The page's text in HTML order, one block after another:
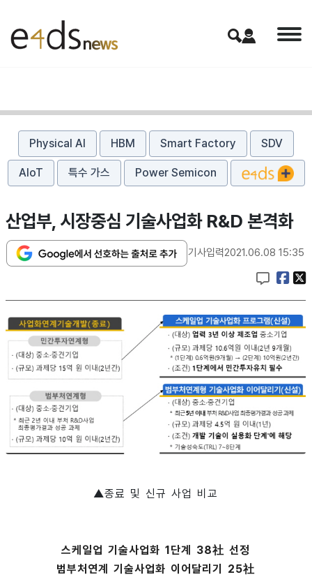
Physical AI HBM Smart Factory SDV
AIoT 특수 가스 Power Semicon
산업부, 시장중심 기술사업화 R&D 본격화
기사입력2021.06.08 15:35
▲종료 및 신규 사업 비교
스케일업 기술사업화 1단계 38社 선정
범부처연계 기술사업화 이어달리기 25社